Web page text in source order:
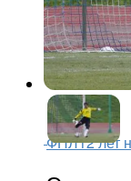
ФНЛ12 лет